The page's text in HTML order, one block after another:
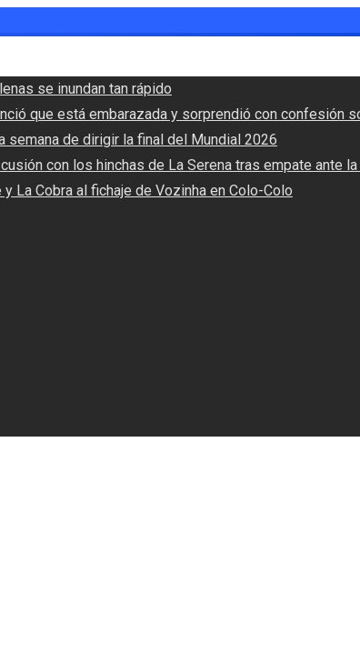
se inundan tan rápido
que está embarazada y sorprendió con confesión
semana de dirigir la final del Mundial 2026
con los hinchas de La Serena tras empate ante la
La Cobra al fichaje de Vozinha en Colo-Colo